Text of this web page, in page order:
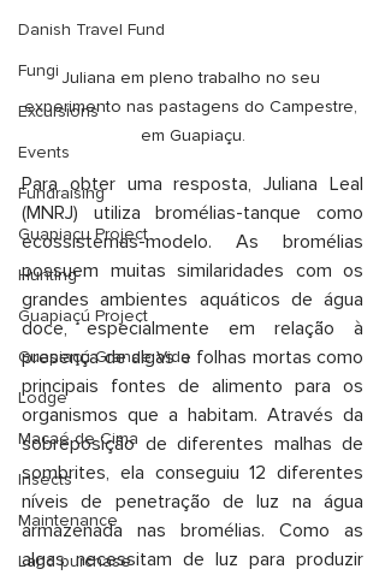
Danish Travel Fund
Fungi
Excursions
Events
Fundraising
Guapiaçu Project
Hunting
Guapiaçú Project
Guapiaçú Grande Vida
Lodge
Macaé de Cima
Insects
Maintenance
Land purchase
Juliana em pleno trabalho no seu
experimento nas pastagens do Campestre,
em Guapiaçu.
Para obter uma resposta, Juliana Leal
(MNRJ) utiliza bromélias-tanque como
ecossistemas-modelo. As bromélias
possuem muitas similaridades com os
grandes ambientes aquáticos de água
doce, especialmente em relação à
presença de algas e folhas mortas como
principais fontes de alimento para os
organismos que a habitam. Através da
sobreposição de diferentes malhas de
sombrites, ela conseguiu 12 diferentes
níveis de penetração de luz na água
armazenada nas bromélias. Como as
algas necessitam de luz para produzir